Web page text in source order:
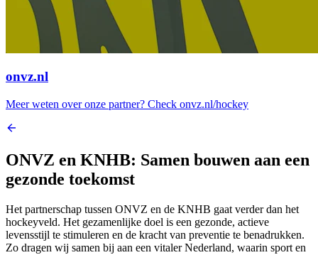
onvz.nl
Meer weten over onze partner? Check onvz.nl/hockey
ONVZ en KNHB: Samen bouwen aan een
gezonde toekomst
Het partnerschap tussen ONVZ en de KNHB gaat verder dan het
hockeyveld. Het gezamenlijke doel is een gezonde, actieve
levensstijl te stimuleren en de kracht van preventie te benadrukken.
Zo dragen wij samen bij aan een vitaler Nederland, waarin sport en